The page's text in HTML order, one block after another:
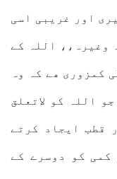
اور غریبی اسی
وغیرہ،، اللہ کے
کمزوری ھے کہ وہ
اللہ کو لاتعلق
قطب ایجاد کرتے
کمی کو دوسرے کے